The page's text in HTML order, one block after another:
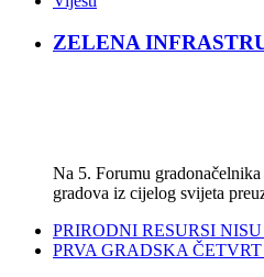
ZELENA
Na 5. Forumu
gradova iz cijelog svijeta
PRIRODNI RESURSI NISU
PRVA GRADSKA ČETVRT